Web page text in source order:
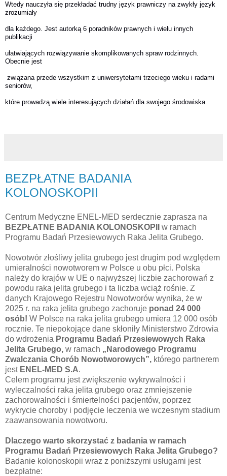
Wtedy nauczyła się przekładać trudny język prawniczy na zwykły język
zrozumiały
dla każdego. Jest autorką 6 poradników prawnych i wielu innych
publikacji
ułatwiających rozwiązywanie skomplikowanych spraw rodzinnych.
Obecnie jest
związana przede wszystkim z uniwersytetami trzeciego wieku i radami
seniorów,
które prowadzą wiele interesujących działań dla swojego środowiska.
BEZPŁATNE BADANIA
KOLONOSKOPII
Centrum Medyczne ENEL-MED serdecznie zaprasza na
BEZPŁATNE BADANIA KOLONOSKOPII
w ramach
Programu Badań Przesiewowych Raka Jelita Grubego.
Nowotwór złośliwy jelita grubego jest drugim pod względem
umieralności nowotworem w Polsce u obu płci. Polska
należy do krajów w UE o najwyższej liczbie zachorowań z
powodu raka jelita grubego i ta liczba wciąż rośnie. Z
danych Krajowego Rejestru Nowotworów wynika, że w
2025 r. na raka jelita grubego zachoruje ponad 24 000
osób! W Polsce na raka jelita grubego umiera 12 000 osób
rocznie. Te niepokojące dane skłoniły Ministerstwo Zdrowia
do wdrożenia Programu Badań Przesiewowych Raka
Jelita Grubego, w ramach „Narodowego Programu
Zwalczania Chorób Nowotworowych”, którego partnerem
jest ENEL-MED S.A.
Celem programu jest zwiększenie wykrywalności i
wyleczalności raka jelita grubego oraz zmniejszenie
zachorowalności i śmiertelności pacjentów, poprzez
wykrycie choroby i podjęcie leczenia we wczesnym stadium
zaawansowania nowotworu.
Dlaczego warto skorzystać z badania w ramach
Programu Badań Przesiewowych Raka Jelita Grubego?
Badanie kolonoskopii wraz z poniższymi usługami jest
bezpłatne: